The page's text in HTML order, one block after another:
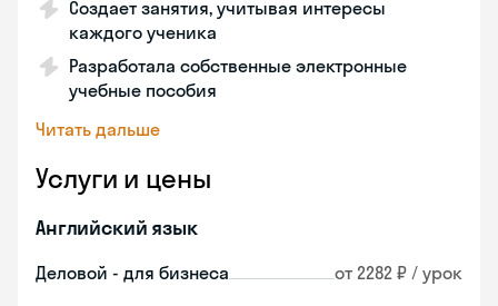
Создает занятия, учитывая интересы
каждого ученика
Разработала собственные электронные
учебные пособия
Читать дальше
Услуги и цены
Английский язык
Деловой - для бизнеса от 2282 ₽ / урок